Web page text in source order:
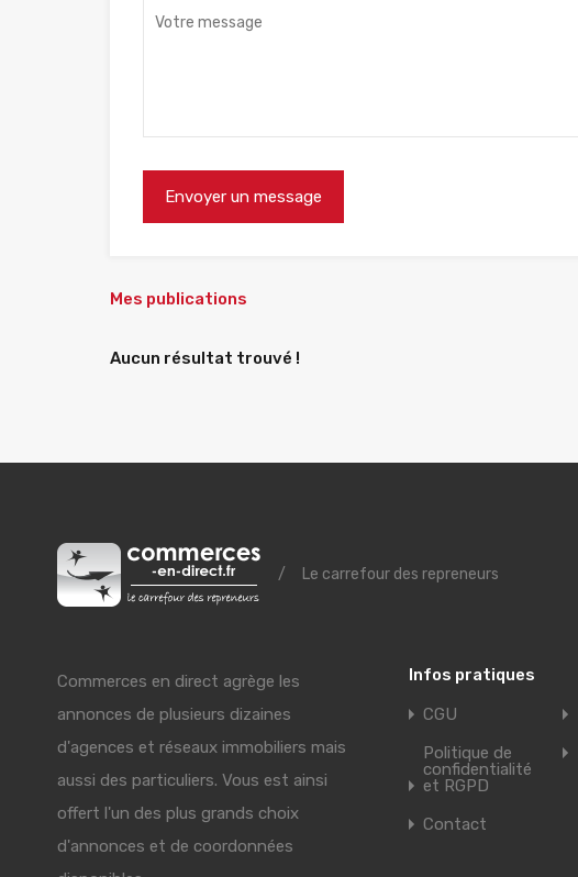
Mes publications
Aucun résultat trouvé !
/ Le carrefour des repreneurs
Commerces en direct agrège les
annonces de plusieurs dizaines
d'agences et réseaux immobiliers mais
aussi des particuliers. Vous est ainsi
offert l'un des plus grands choix
d'annonces et de coordonnées
Infos pratiques
CGU
Politique de
confidentialité
et RGPD
Contact